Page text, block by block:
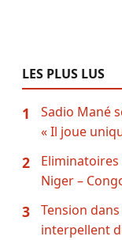
LES PLUS LUS
1
Sadio Mané
« Il joue
2
Eliminatoires
Niger –
3
Tension
interpellent